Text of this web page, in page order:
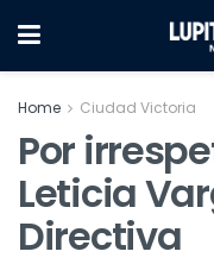
Home Ciudad Victoria
Por
Leticia
Directiva